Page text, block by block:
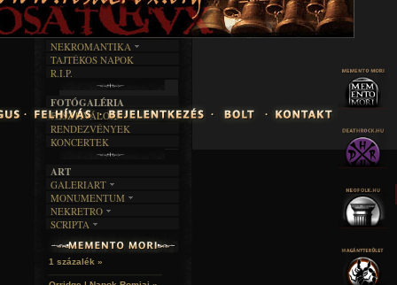
FORDÍTÁSOK
DALSZÖVEGEK
FILM
MŰVÉSZET
ÍRÁSTÖRTÉNET
FEKETE HUMOR
KÉPES
SZÖVEGES
RENDEZVÉNYEK
NEKROMANTIKA
AKTUÁLIS
A MÚLT
TAJTÉKOS NAPOK
R.I.P.
FOTÓGALÉRIA
FESZTIVÁLOK
RENDEZVÉNYEK
KONCERTEK
ART
GALERIART
ARTGALERI
KÉPREGÉNYEK
LAKÁSKULTS
MONUMENTUM
TEMETŐK
TEMPLOMOK
VÁRAK
HELYEK
NEKRETRO
SZUBKULT
FEKETE LYUK
RELIKVIÁK
SCRIPTA
NOVELLÁK
VERSEK
1 százalék »